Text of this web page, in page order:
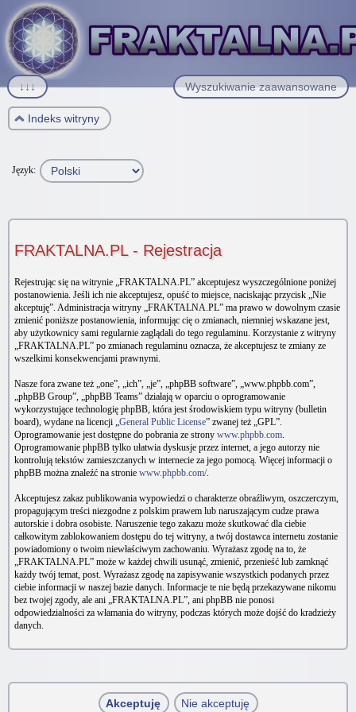
Wyszukiwanie zaawansowane
↓↓↓
Indeks witryny
Język:
FRAKTALNA.PL - Rejestracja
Rejestrując się na witrynie „FRAKTALNA.PL” akceptujesz wyszczególnione poniżej
postanowienia. Jeśli ich nie akceptujesz, opuść to miejsce, naciskając przycisk „Nie
akceptuję”. Administracja witryny „FRAKTALNA.PL” ma prawo w dowolnym czasie
zmienić poniższe postanowienia, informując cię o zmianach, niemniej wskazane jest,
aby użytkownicy sami regularnie zaglądali do tego regulaminu. Korzystanie z witryny
„FRAKTALNA.PL” po zmianach regulaminu oznacza, że akceptujesz te zmiany ze
wszelkimi konsekwencjami prawnymi.
Nasze fora zwane też „one”, „ich”, „je”, „phpBB software”, „www.phpbb.com”,
„phpBB Group”, „phpBB Teams” działają w oparciu o oprogramowanie
wykorzystujące technologię phpBB, która jest środowiskiem typu witryny (bulletin
board), wydane na licencji „General Public License” zwanej też „GPL”.
Oprogramowanie jest dostępne do pobrania ze strony www.phpbb.com.
Oprogramowanie phpBB tylko ułatwia dyskusje przez internet, a jego autorzy nie
kontrolują tekstów zamieszczanych w internecie za jego pomocą. Więcej informacji o
phpBB można znaleźć na stronie www.phpbb.com/.
Akceptujesz zakaz publikowania wypowiedzi o charakterze obraźliwym, oszczerczym,
propagującym treści niezgodne z polskim prawem lub naruszającym cudze prawa
autorskie i dobra osobiste. Naruszenie tego zakazu może skutkować dla ciebie
całkowitym zablokowaniem dostępu do tej witryny, a twój dostawca internetu zostanie
powiadomiony o twoim niewłaściwym zachowaniu. Wyrażasz zgodę na to, że
„FRAKTALNA.PL” może w każdej chwili usunąć, zmienić, przenieść lub zamknąć
każdy twój temat, post. Wyrażasz zgodę na zapisywanie wszystkich podanych przez
ciebie informacji w naszej bazie danych. Informacje te nie będą przekazywane nikomu
bez twojej zgody, ale ani „FRAKTALNA.PL”, ani phpBB nie ponosi
odpowiedzialności za włamania do witryny, podczas których może dojść do kradzieży
danych.